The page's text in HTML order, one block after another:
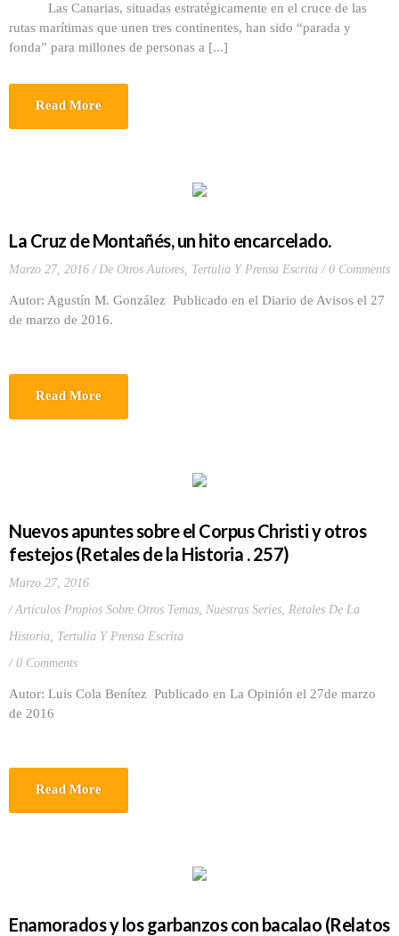
Las Canarias, situadas estratégicamente en el cruce de las
rutas marítimas que unen tres continentes, han sido “parada y
fonda” para millones de personas a [...]
Read More
La Cruz de Montañés, un hito encarcelado.
Marzo 27, 2016 De Otros Autores, Tertulia Y Prensa Escrita 0 Comments
Autor: Agustín M. González Publicado en el Diario de Avisos el 27
de marzo de 2016.
Read More
Nuevos apuntes sobre el Corpus Christi y otros
festejos (Retales de la Historia . 257)
Marzo 27, 2016
Artículos Propios Sobre Otros Temas, Nuestras Series, Retales De La
Historia, Tertulia Y Prensa Escrita
0 Comments
Autor: Luis Cola Benítez Publicado en La Opinión el 27de marzo
de 2016
Read More
Enamorados y los garbanzos con bacalao (Relatos